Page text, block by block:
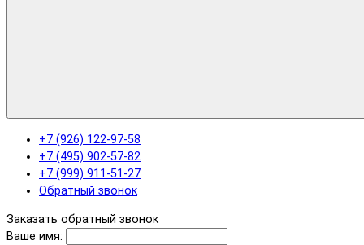
+7 (926) 122-97-58
+7 (495) 902-57-82
+7 (999) 911-51-27
Обратный звонок
Заказать обратный звонок
Ваше имя: